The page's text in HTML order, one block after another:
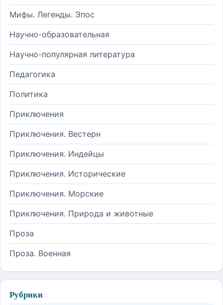
Мифы. Легенды. Эпос
Научно-образовательная
Научно-популярная литература
Педагогика
Политика
Приключения
Приключения. Вестерн
Приключения. Индейцы
Приключения. Исторические
Приключения. Морские
Приключения. Природа и животные
Проза
Проза. Военная
Рубрики